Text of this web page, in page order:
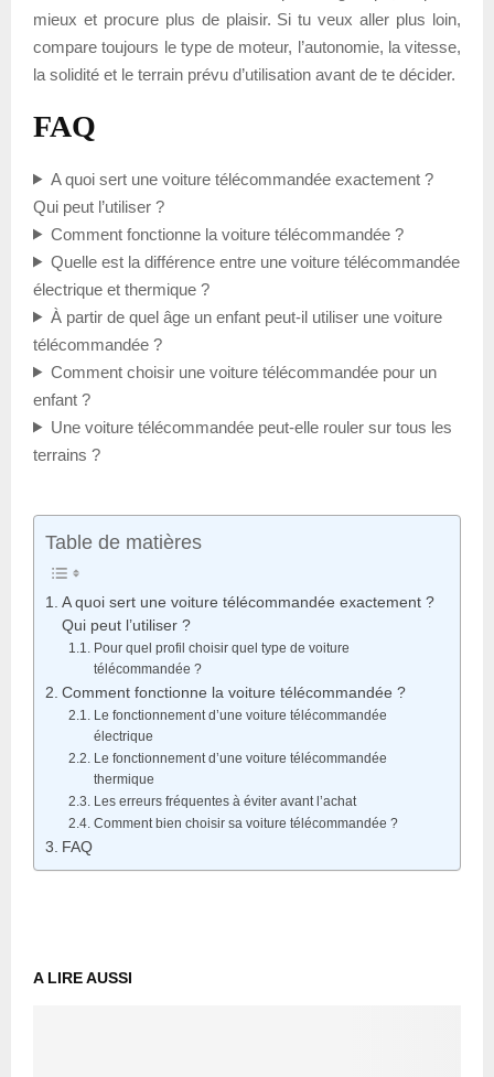
mieux et procure plus de plaisir. Si tu veux aller plus loin,
compare toujours le type de moteur, l’autonomie, la vitesse,
la solidité et le terrain prévu d’utilisation avant de te décider.
FAQ
A quoi sert une voiture télécommandée exactement ?
Qui peut l’utiliser ?
Comment fonctionne la voiture télécommandée ?
Quelle est la différence entre une voiture télécommandée
électrique et thermique ?
À partir de quel âge un enfant peut-il utiliser une voiture
télécommandée ?
Comment choisir une voiture télécommandée pour un
enfant ?
Une voiture télécommandée peut-elle rouler sur tous les
terrains ?
Table de matières
A quoi sert une voiture télécommandée exactement ?
Qui peut l’utiliser ?
Pour quel profil choisir quel type de voiture
télécommandée ?
Comment fonctionne la voiture télécommandée ?
Le fonctionnement d’une voiture télécommandée
électrique
Le fonctionnement d’une voiture télécommandée
thermique
Les erreurs fréquentes à éviter avant l’achat
Comment bien choisir sa voiture télécommandée ?
FAQ
A LIRE AUSSI